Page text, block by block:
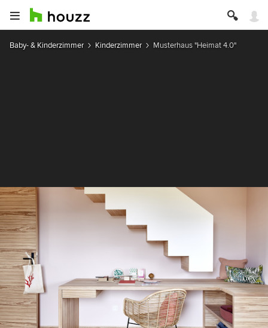
Baby- & Kinderzimmer Kinderzimmer Musterhaus "Heimat 4.0"